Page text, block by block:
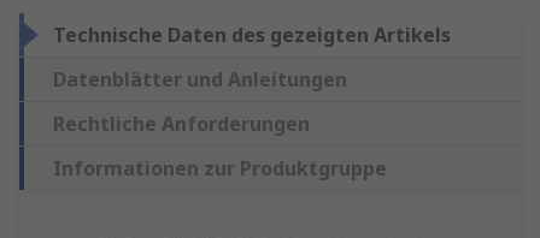
Technische Daten des gezeigten Artikels
Datenblätter und Anleitungen
Rechtliche Anforderungen
Informationen zur Produktgruppe